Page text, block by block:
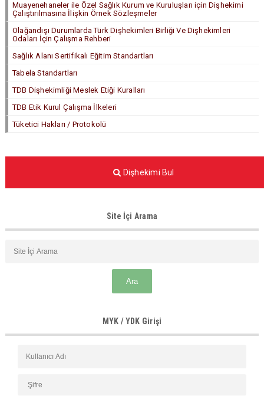
Muayenehaneler ile Özel Sağlık Kurum ve Kuruluşları için Dişhekimi
Çalıştırılmasına İlişkin Örnek Sözleşmeler
Olağandışı Durumlarda Türk Dişhekimleri Birliği Ve Dişhekimleri
Odaları İçin Çalışma Rehberi
Sağlık Alanı Sertifikalı Eğitim Standartları
Tabela Standartları
TDB Dişhekimliği Meslek Etiği Kuralları
TDB Etik Kurul Çalışma İlkeleri
Tüketici Hakları / Protokolü
Dişhekimi Bul
Site İçi Arama
MYK / YDK Girişi